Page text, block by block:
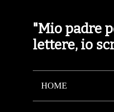
"Mio padre
lettere, io
HOME